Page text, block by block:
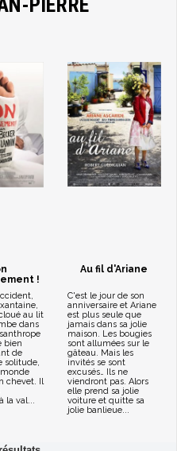
PIERRE
!
au lit
dans
bien
de
solitude,
chevet. Il
la val...
Au fil d'Ariane
C'est le jour de son
anniversaire et Ariane
est plus seule que
jamais dans sa jolie
maison. Les bougies
sont allumées sur le
gâteau. Mais les
invités se sont
excusés… Ils ne
viendront pas. Alors
elle prend sa jolie
voiture et quitte sa
jolie banlieue...